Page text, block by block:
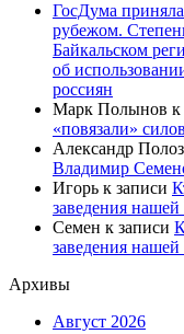
ГосДума
рубежом.
Байкальском
об
россиян
Марк Полынов к
«повязали»
Александр
Владимир
Игорь к записи
заведения
Семен к записи
заведения
Архивы
Август 2026